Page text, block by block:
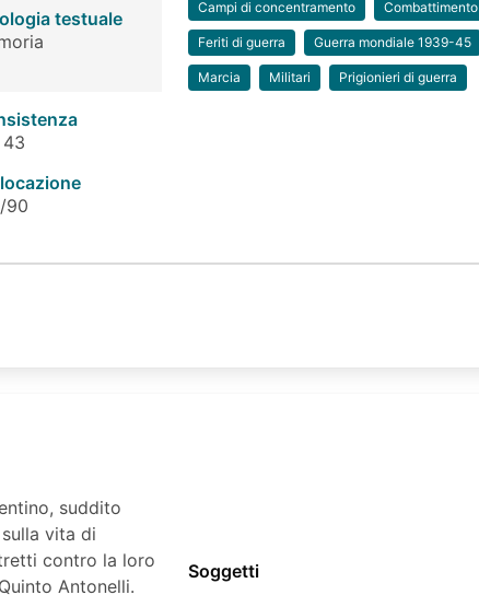
testuale
90
Campi di concentramento Combattimento
Feriti di guerra Guerra mondiale 1939-45
Marcia Militari Prigionieri di guerra
suddito
vita di
contro la loro
Antonelli.
Soggetti